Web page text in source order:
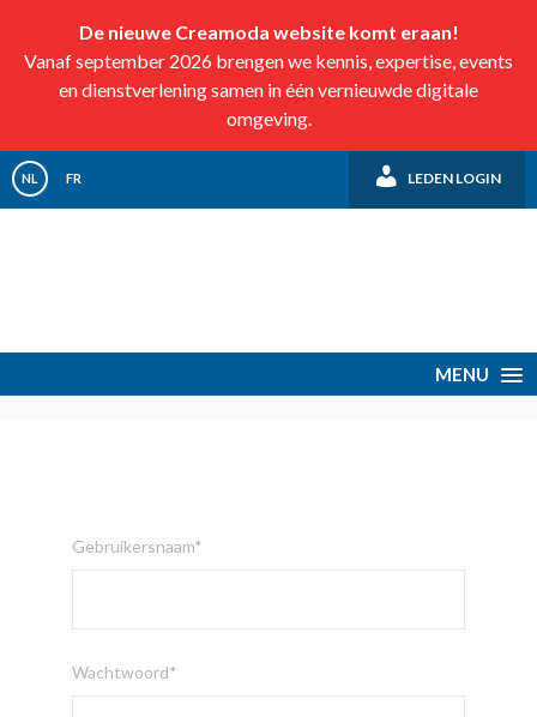
De nieuwe Creamoda website komt eraan!
Vanaf september 2026 brengen we kennis, expertise, events
en dienstverlening samen in één vernieuwde digitale
omgeving.
NL FR LEDEN LOGIN
MENU
Gebruikersnaam*
Wachtwoord*